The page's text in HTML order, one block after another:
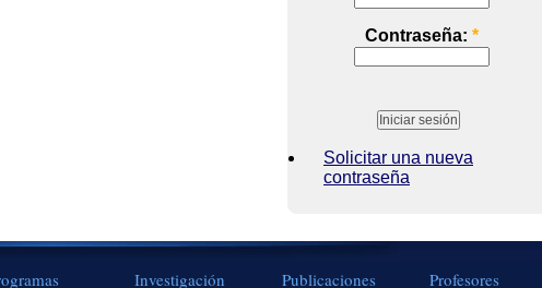
Contraseña: *
Solicitar una nueva
contraseña
Investigación Publicaciones Profesores